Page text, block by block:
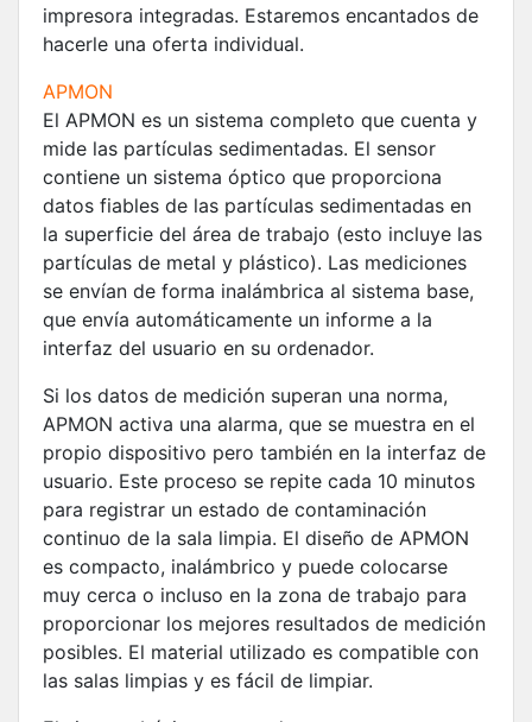
impresora integradas. Estaremos encantados de
hacerle una oferta individual.
APMON
El APMON es un sistema completo que cuenta y
mide las partículas sedimentadas. El sensor
contiene un sistema óptico que proporciona
datos fiables de las partículas sedimentadas en
la superficie del área de trabajo (esto incluye las
partículas de metal y plástico). Las mediciones
se envían de forma inalámbrica al sistema base,
que envía automáticamente un informe a la
interfaz del usuario en su ordenador.
Si los datos de medición superan una norma,
APMON activa una alarma, que se muestra en el
propio dispositivo pero también en la interfaz de
usuario. Este proceso se repite cada 10 minutos
para registrar un estado de contaminación
continuo de la sala limpia. El diseño de APMON
es compacto, inalámbrico y puede colocarse
muy cerca o incluso en la zona de trabajo para
proporcionar los mejores resultados de medición
posibles. El material utilizado es compatible con
las salas limpias y es fácil de limpiar.